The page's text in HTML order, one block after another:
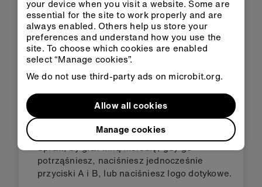
Krok 3: Ulepsz to
Zmień melodie, na przykład wypróbuj
PRELUDE lub ENTERTAINER. Możesz tutaj
znaleźć listę wszystkich
melodii, które możesz użyć w Pythonie.
Pokaż różne obrazki, litery, liczby lub słowa w
zależności od wybranej melodii.
Spraw, by grał inną melodię, gdy go
potrząśniesz, naciśniesz jednocześnie
przyciski A i B, lub naciśniesz logo dotykowe.
your device when you visit a website. Some are
essential for the site to work properly and are
always enabled. Others help us store your
preferences and understand how you use the
site. To choose which cookies are enabled
select “Manage cookies”.
We do not use third-party ads on microbit.org.
Manage cookies
Allow all cookies